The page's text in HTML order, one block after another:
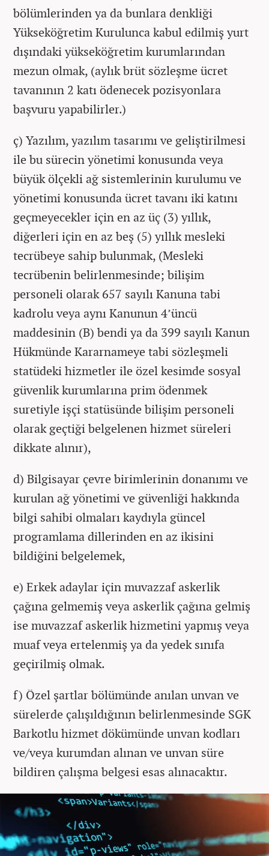
bölümlerinden ya da bunlara denkliği
Yükseköğretim Kurulunca kabul edilmiş yurt
dışındaki yükseköğretim kurumlarından
mezun olmak, (aylık brüt sözleşme ücret
tavanının 2 katı ödenecek pozisyonlara
başvuru yapabilirler.)
ç) Yazılım, yazılım tasarımı ve geliştirilmesi
ile bu sürecin yönetimi konusunda veya
büyük ölçekli ağ sistemlerinin kurulumu ve
yönetimi konusunda ücret tavanı iki katını
geçmeyecekler için en az üç (3) yıllık,
diğerleri için en az beş (5) yıllık mesleki
tecrübeye sahip bulunmak, (Mesleki
tecrübenin belirlenmesinde; bilişim
personeli olarak 657 sayılı Kanuna tabi
kadrolu veya aynı Kanunun 4’üncü
maddesinin (B) bendi ya da 399 sayılı Kanun
Hükmünde Kararnameye tabi sözleşmeli
statüdeki hizmetler ile özel kesimde sosyal
güvenlik kurumlarına prim ödenmek
suretiyle işçi statüsünde bilişim personeli
olarak geçtiği belgelenen hizmet süreleri
dikkate alınır),
d) Bilgisayar çevre birimlerinin donanımı ve
kurulan ağ yönetimi ve güvenliği hakkında
bilgi sahibi olmaları kaydıyla güncel
programlama dillerinden en az ikisini
bildiğini belgelemek,
e) Erkek adaylar için muvazzaf askerlik
çağına gelmemiş veya askerlik çağına gelmiş
ise muvazzaf askerlik hizmetini yapmış veya
muaf veya ertelenmiş ya da yedek sınıfa
geçirilmiş olmak.
f) Özel şartlar bölümünde anılan unvan ve
sürelerde çalışıldığının belirlenmesinde SGK
Barkotlu hizmet dökümünde unvan kodları
ve/veya kurumdan alınan ve unvan süre
bildiren çalışma belgesi esas alınacaktır.